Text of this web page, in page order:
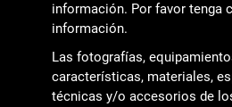
información. Por favor tenga
información.
Las fotografías,
características, materiales,
técnicas y/o accesorios de